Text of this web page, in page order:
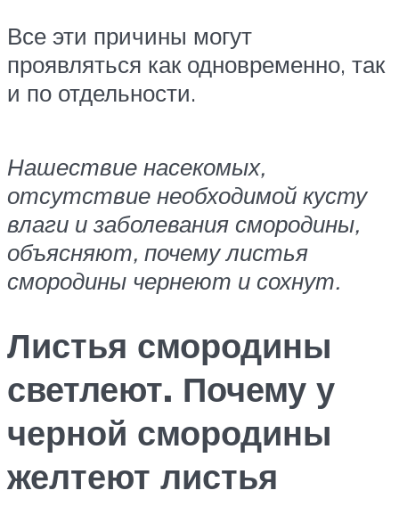
Все эти причины могут
проявляться как одновременно, так
и по отдельности.
Нашествие насекомых,
отсутствие необходимой кусту
влаги и заболевания смородины,
объясняют, почему листья
смородины чернеют и сохнут.
Листья смородины
светлеют. Почему у
черной смородины
желтеют листья